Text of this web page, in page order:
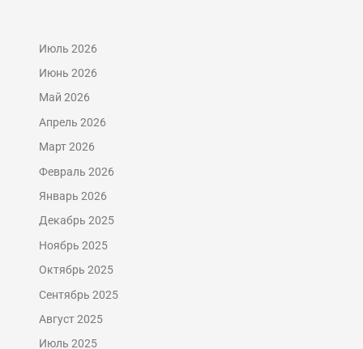
Июль 2026
Июнь 2026
Май 2026
Апрель 2026
Март 2026
Февраль 2026
Январь 2026
Декабрь 2025
Ноябрь 2025
Октябрь 2025
Сентябрь 2025
Август 2025
Июль 2025